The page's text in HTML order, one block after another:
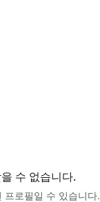
수 없습니다.
프로필일 수 있습니다.